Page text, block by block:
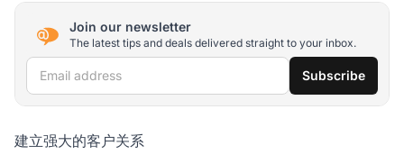
Join our newsletter
The latest tips and deals delivered straight to your inbox.
Email address Subscribe
建立强大的客户关系